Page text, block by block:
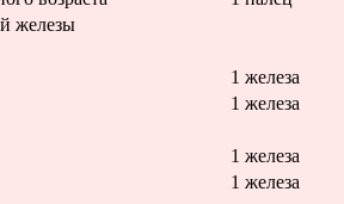
железы
1 железа
1 железа
1 железа
1 железа